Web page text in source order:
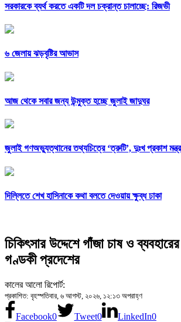
সরকারকে ব্যর্থ করতে একটি দল চক্রান্ত চালাচ্ছে: রিজভী
৬ জেলায় ঝড়বৃষ্টির আভাস
আজ থেকে সবার জন্য উন্মুক্ত হচ্ছে জুলাই জাদুঘর
জুলাই গণঅভ্যুত্থানের তথ্যচিত্রে ‘ত্রুটি’, দুঃখ প্রকাশ
দিল্লিতে শেখ হাসিনাকে কথা বলতে দেওয়ায় ক্ষুব্ধ ঢাকা
চিকিৎসার উদ্দেশে গাঁজা চাষ ও
গণ্ডকী প্রদেশের
কালের আলো রিপোর্ট:
প্রকাশিত: বৃহস্পতিবার, ৬ আগস্ট, ২০২৬, ১২:১৩ অপরাহ্ণ
Facebook0 Tweet0 LinkedIn0